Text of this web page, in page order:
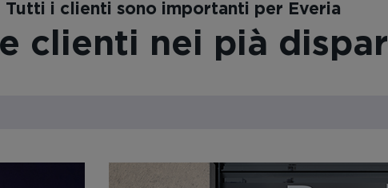
Tutti i clienti sono importanti per Everia
clienti nei pià